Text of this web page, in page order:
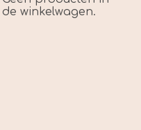
de winkelwagen.